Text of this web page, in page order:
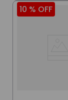
10 % OFF